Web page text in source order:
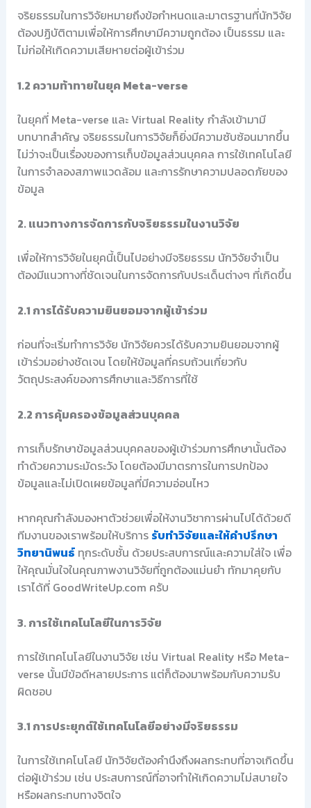
จริยธรรมในการวิจัยหมายถึงข้อกำหนดและมาตรฐานที่นักวิจัย
ต้องปฏิบัติตามเพื่อให้การศึกษามีความถูกต้อง เป็นธรรม และ
ไม่ก่อให้เกิดความเสียหายต่อผู้เข้าร่วม
1.2 ความท้าทายในยุค Meta-verse
ในยุคที่ Meta-verse และ Virtual Reality กำลังเข้ามามี
บทบาทสำคัญ จริยธรรมในการวิจัยก็ยิ่งมีความซับซ้อนมากขึ้น
ไม่ว่าจะเป็นเรื่องของการเก็บข้อมูลส่วนบุคคล การใช้เทคโนโลยี
ในการจำลองสภาพแวดล้อม และการรักษาความปลอดภัยของ
ข้อมูล
2. แนวทางการจัดการกับจริยธรรมในงานวิจัย
เพื่อให้การวิจัยในยุคนี้เป็นไปอย่างมีจริยธรรม นักวิจัยจำเป็น
ต้องมีแนวทางที่ชัดเจนในการจัดการกับประเด็นต่างๆ ที่เกิดขึ้น
2.1 การได้รับความยินยอมจากผู้เข้าร่วม
ก่อนที่จะเริ่มทำการวิจัย นักวิจัยควรได้รับความยินยอมจากผู้
เข้าร่วมอย่างชัดเจน โดยให้ข้อมูลที่ครบถ้วนเกี่ยวกับ
วัตถุประสงค์ของการศึกษาและวิธีการที่ใช้
2.2 การคุ้มครองข้อมูลส่วนบุคคล
การเก็บรักษาข้อมูลส่วนบุคคลของผู้เข้าร่วมการศึกษานั้นต้อง
ทำด้วยความระมัดระวัง โดยต้องมีมาตรการในการปกป้อง
ข้อมูลและไม่เปิดเผยข้อมูลที่มีความอ่อนไหว
หากคุณกำลังมองหาตัวช่วยเพื่อให้งานวิชาการผ่านไปได้ด้วยดี
ทีมงานของเราพร้อมให้บริการ รับทำวิจัยและให้คำปรึกษา
วิทยานิพนธ์ทุกระดับชั้น ด้วยประสบการณ์และความใส่ใจ เพื่อ
ให้คุณมั่นใจในคุณภาพงานวิจัยที่ถูกต้องแม่นยำ ทักมาคุยกับ
เราได้ที่ GoodWriteUp.com ครับ
3. การใช้เทคโนโลยีในการวิจัย
การใช้เทคโนโลยีในงานวิจัย เช่น Virtual Reality หรือ Meta-
verse นั้นมีข้อดีหลายประการ แต่ก็ต้องมาพร้อมกับความรับ
ผิดชอบ
3.1 การประยุกต์ใช้เทคโนโลยีอย่างมีจริยธรรม
ในการใช้เทคโนโลยี นักวิจัยต้องคำนึงถึงผลกระทบที่อาจเกิดขึ้น
ต่อผู้เข้าร่วม เช่น ประสบการณ์ที่อาจทำให้เกิดความไม่สบายใจ
หรือผลกระทบทางจิตใจ